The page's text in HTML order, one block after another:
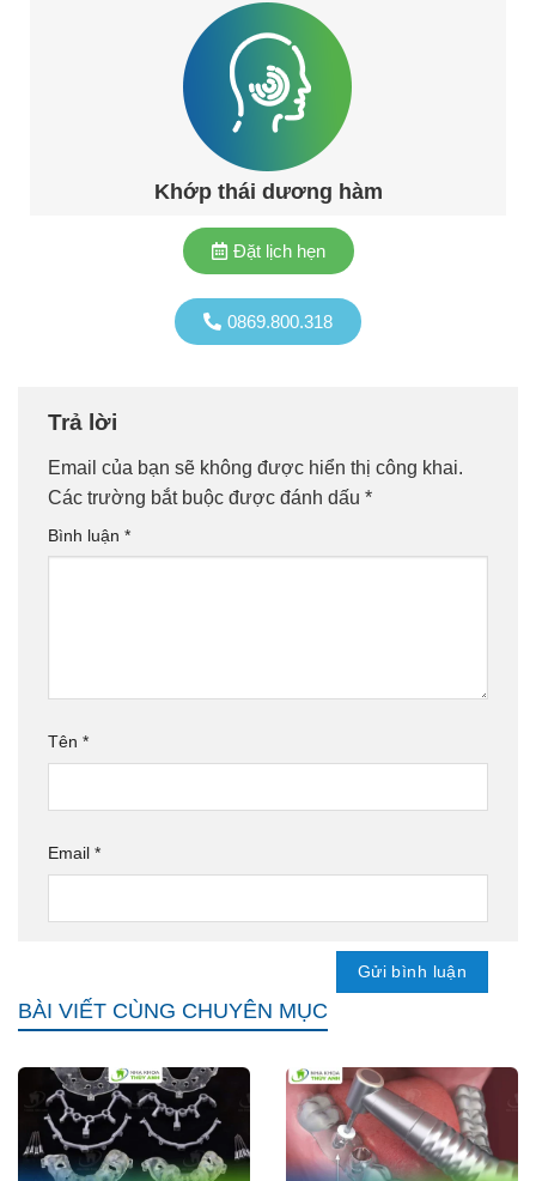
Khớp thái dương hàm
0869.800.318
Đặt lịch hẹn
Trả lời
Email của bạn sẽ không được hiển thị công khai.
Các trường bắt buộc được đánh dấu *
Bình luận *
Tên *
Email *
BÀI VIẾT CÙNG CHUYÊN MỤC